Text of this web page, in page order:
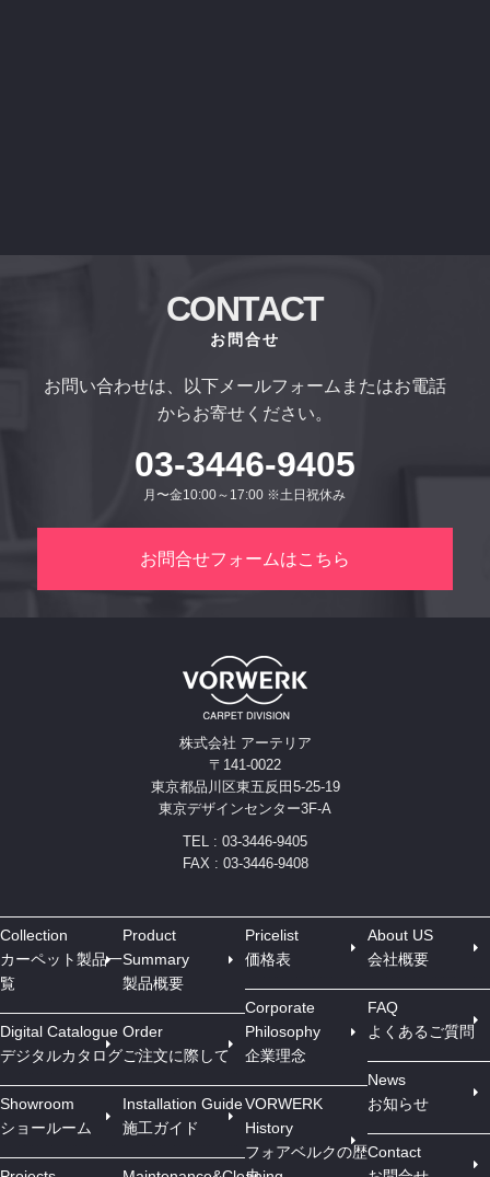
CONTACT
お問合せ
お問い合わせは、以下メールフォームまたはお電話
からお寄せください。
03-3446-9405
月〜金10:00～17:00 ※土日祝休み
お問合せフォームはこちら
株式会社 アーテリア
〒141-0022
東京都品川区東五反田5-25-19
東京デザインセンター3F-A
TEL : 03-3446-9405
FAX : 03-3446-9408
Collection
カーペット製品一
覧
Digital Catalogue
デジタルカタログ
Showroom
ショールーム
Product
Summary
製品概要
Order
ご注文に際して
Installation Guide
施工ガイド
Pricelist
価格表
Corporate
Philosophy
企業理念
VORWERK
History
フォアベルクの歴
About US
会社概要
FAQ
よくあるご質問
News
お知らせ
Contact